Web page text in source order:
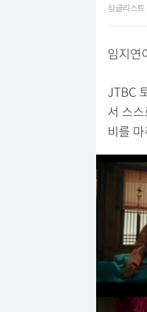
싱글리스트
임지연
JTBC
서 스
비를